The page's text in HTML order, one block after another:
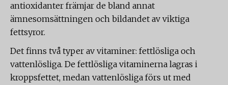
antioxidanter främjar de bland annat
ämnesomsättningen och bildandet av viktiga
fettsyror.
Det finns två typer av vitaminer: fettlösliga och
vattenlösliga. De fettlösliga vitaminerna lagras i
kroppsfettet, medan vattenlösliga förs ut med